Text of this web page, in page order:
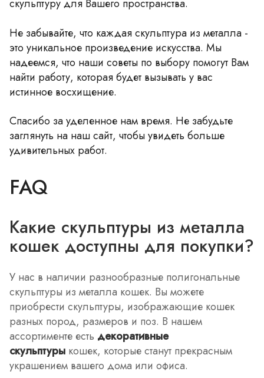
скульптуру для Вашего пространства.
Не забывайте, что каждая скульптура из металла -
это уникальное произведение искусства. Мы
надеемся, что наши советы по выбору помогут Вам
найти работу, которая будет вызывать у вас
истинное восхищение.
Спасибо за уделенное нам время. Не забудьте
заглянуть на наш сайт, чтобы увидеть больше
удивительных работ.
FAQ
Какие скульптуры из металла
кошек доступны для покупки?
У нас в наличии разнообразные полигональные
скульптуры из металла кошек. Вы можете
приобрести скульптуры, изображающие кошек
разных пород, размеров и поз. В нашем
ассортименте есть декоративные
скульптуры кошек, которые станут прекрасным
украшением вашего дома или офиса.